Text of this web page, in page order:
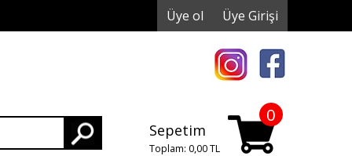
Üye ol Üye Girişi
Sepetim
0
Toplam: 0,00TL